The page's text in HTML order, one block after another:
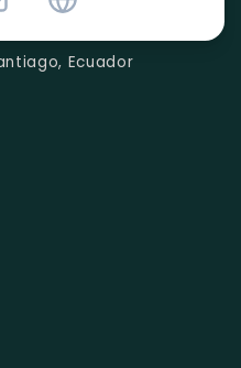
Ecuador